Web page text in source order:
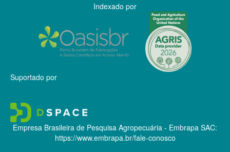
Indexado por
Suportado por
Empresa Brasileira de Pesquisa Agropecuária - Embrapa SAC:
https://www.embrapa.br/fale-conosco